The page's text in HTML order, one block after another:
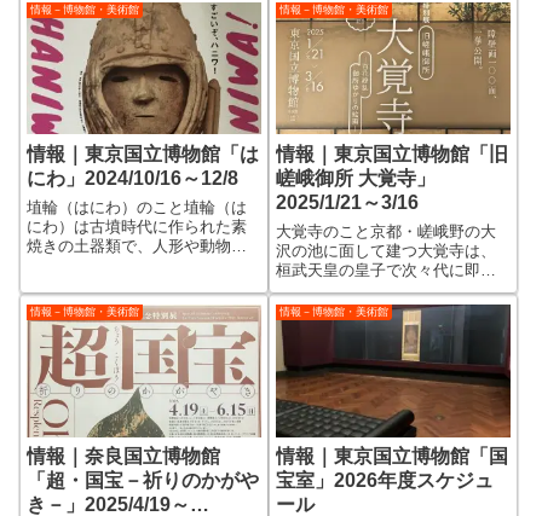
情報－博物館・美術館
情報｜東京国立博物館「は
にわ」2024/10/16～12/8
埴輪（はにわ）のこと埴輪（は
にわ）は古墳時代に作られた素
焼きの土器類で、人形や動物、
様々な形と大きさのものが発見
されています。埴輪の国宝第１
号は、はにわ展のメインビジュ
アルになっている『...
情報－博物館・美術館
情報｜東京国立博物館「旧
嵯峨御所 大覚寺」
2025/1/21～3/16
大覚寺のこと京都・嵯峨野の大
沢の池に面して建つ大覚寺は、
桓武天皇の皇子で次々代に即位
した嵯峨天皇が離宮を営んだこ
とに始まります。 この大きい
大沢の池は、なんと嵯峨天皇が
離宮の庭園に造営した人工池な
んだそうです。 お月見の時に
は龍頭鷁首舟で平...
情報－博物館・美術館
情報｜奈良国立博物館
「超・国宝－祈りのかがや
き－」2025/4/19～
情報－博物館・美術館
情報｜東京国立博物館「国
宝室」2026年度スケジュ
ール